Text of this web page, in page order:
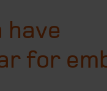
have
for